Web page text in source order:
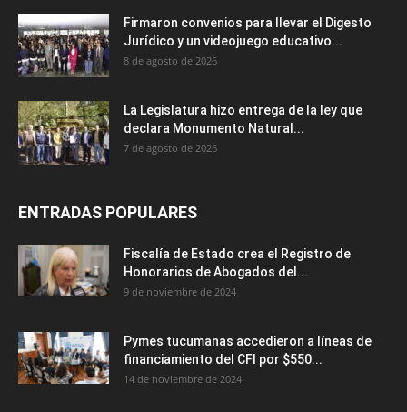
Firmaron convenios para llevar el Digesto
Jurídico y un videojuego educativo...
8 de agosto de 2026
La Legislatura hizo entrega de la ley que
declara Monumento Natural...
7 de agosto de 2026
ENTRADAS POPULARES
Fiscalía de Estado crea el Registro de
Honorarios de Abogados del...
9 de noviembre de 2024
Pymes tucumanas accedieron a líneas de
financiamiento del CFI por $550...
14 de noviembre de 2024